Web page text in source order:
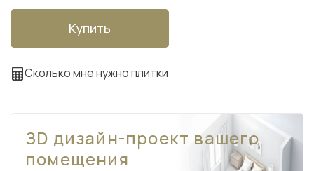
Купить
Сколько мне нужно плитки
ЗD дизайн-проект вашего
помещения